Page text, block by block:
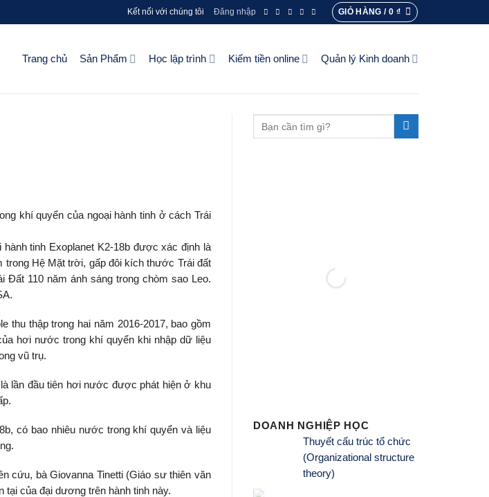
Kết nối với chúng tôi Đăng nhập GIỎ HÀNG / 0 ₫
Trang chủ Sản Phẩm Học lập trình Kiếm tiền online Quản lý Kinh doanh
khí quyển của ngoại hành tinh ở cách Trái
tinh Exoplanet K2-18b được xác định là
trong Hệ Mặt trời, gấp đôi kích thước Trái đất
Đất 110 năm ánh sáng trong chòm sao Leo.
thu thập trong hai năm 2016-2017, bao gồm
hơi nước trong khí quyển khi nhập dữ liệu
vũ trụ.
lần đầu tiên hơi nước được phát hiện ở khu
có bao nhiêu nước trong khí quyển và liệu
cứu, bà Giovanna Tinetti (Giáo sư thiên văn
tại của đại dương trên hành tinh này.
DOANH NGHIỆP HỌC
Thuyết cấu trúc tổ chức
(Organizational structure
theory)